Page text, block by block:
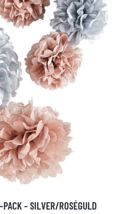
- SILVER/ROSÉGULD